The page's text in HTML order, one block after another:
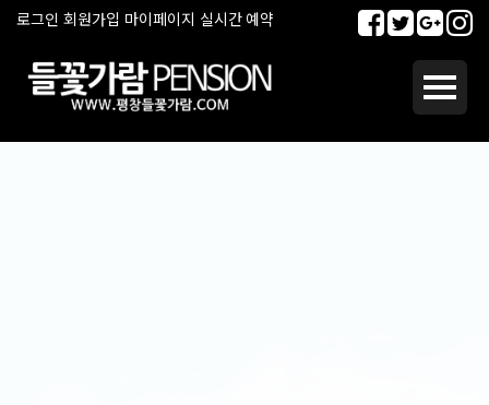
로그인 회원가입 마이페이지 실시간 예약